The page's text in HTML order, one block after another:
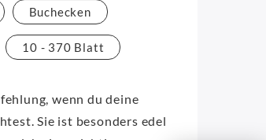
Buchecken
10 - 370 Blatt
wenn du deine
Sie ist besonders edel